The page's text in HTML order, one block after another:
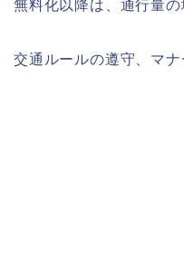
無料化以降は、通行量の
交通ルールの遵守、マナ